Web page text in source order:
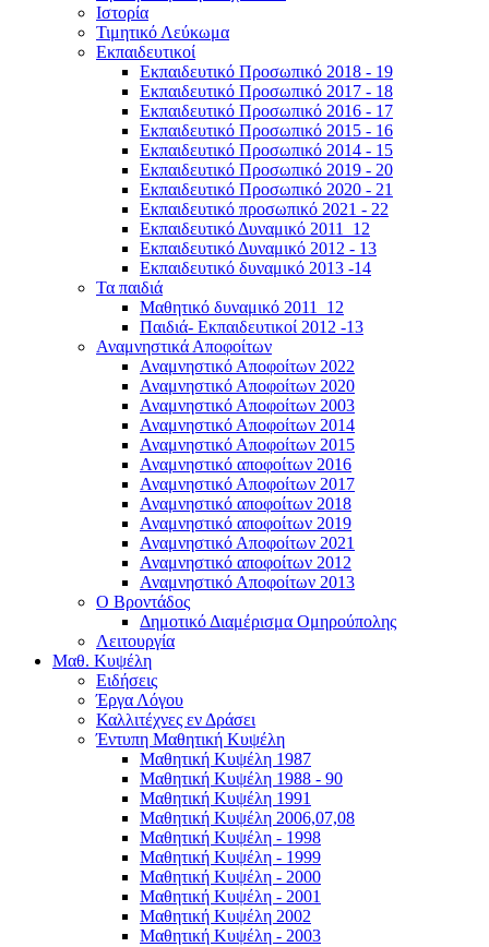
Ιστορία
Τιμητικό Λεύκωμα
Εκπαιδευτικοί
Εκπαιδευτικό Προσωπικό 2018 - 19
Εκπαιδευτικό Προσωπικό 2017 - 18
Εκπαιδευτικό Προσωπικό 2016 - 17
Εκπαιδευτικό Προσωπικό 2015 - 16
Εκπαιδευτικό Προσωπικό 2014 - 15
Εκπαιδευτικό Προσωπικό 2019 - 20
Εκπαιδευτικό Προσωπικό 2020 - 21
Εκπαιδευτικό προσωπικό 2021 - 22
Εκπαιδευτικό Δυναμικό 2011_12
Εκπαιδευτικό Δυναμικό 2012 - 13
Εκπαιδευτικό δυναμικό 2013 -14
Τα παιδιά
Μαθητικό δυναμικό 2011_12
Παιδιά- Εκπαιδευτικοί 2012 -13
Αναμνηστικά Αποφοίτων
Αναμνηστικό Αποφοίτων 2022
Αναμνηστικό Αποφοίτων 2020
Αναμνηστικό Αποφοίτων 2003
Αναμνηστικό Αποφοίτων 2014
Αναμνηστικό Αποφοίτων 2015
Αναμνηστικό αποφοίτων 2016
Αναμνηστικό Αποφοίτων 2017
Αναμνηστικό αποφοίτων 2018
Αναμνηστικό αποφοίτων 2019
Αναμνηστικό Αποφοίτων 2021
Αναμνηστικό αποφοίτων 2012
Αναμνηστικό Αποφοίτων 2013
Ο Βροντάδος
Δημοτικό Διαμέρισμα Ομηρούπολης
Λειτουργία
Μαθ. Κυψέλη
Ειδήσεις
Έργα Λόγου
Καλλιτέχνες εν Δράσει
Έντυπη Μαθητική Κυψέλη
Μαθητική Κυψέλη 1987
Μαθητική Κυψέλη 1988 - 90
Μαθητική Κυψέλη 1991
Μαθητική Κυψέλη 2006,07,08
Μαθητική Κυψέλη - 1998
Μαθητική Κυψέλη - 1999
Μαθητική Κυψέλη - 2000
Μαθητική Κυψέλη - 2001
Μαθητική Κυψέλη 2002
Μαθητική Κυψέλη - 2003